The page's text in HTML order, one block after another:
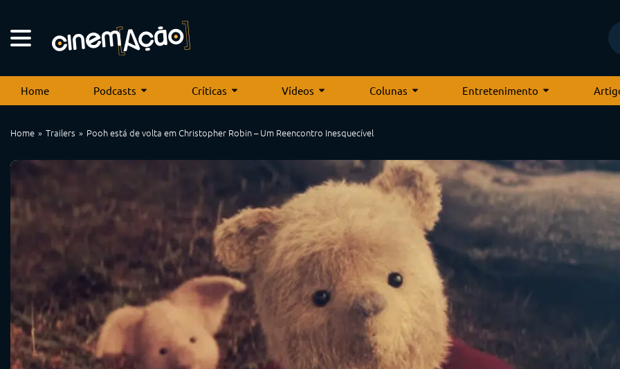
Home Podcasts Críticas Vídeos Colunas Entretenimento
Home Trailers Pooh está de volta em Christopher Robin – Um Reencontro Inesquecível